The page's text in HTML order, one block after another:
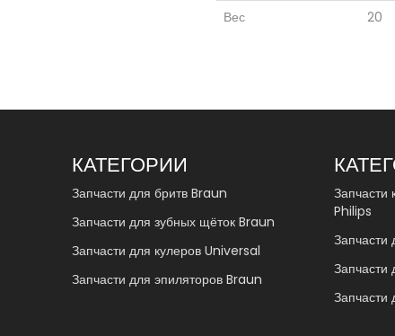
Вес
20
КАТЕГОРИИ
Запчасти для бритв Braun
Запчасти для зубных щёток Braun
Запчасти для кулеров Universal
Запчасти для эпиляторов Braun
Запчасти
Philips
Запчасти
Запчасти
Запчасти